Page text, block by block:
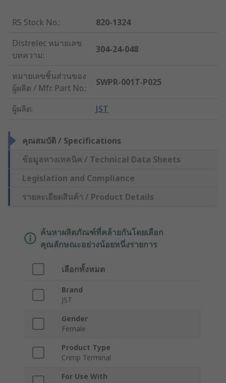
RS Stock No.:
820-1324
Distrelec หมายเลข
บทความ:
304-24-048
หมายเลขชิ้นส่วนของ
ผู้ผลิต / Mfr. Part No.:
SWPR-001T-P025
ผู้ผลิต: JST
คุณสมบัติ / Specifications
ข้อมูลทางเทคนิค / Technical Data Sheets
Legislation and Compliance
รายละเอียดสินค้า / Product Details
ค้นหาผลิตภัณฑ์ที่คล้ายกันโดยเลือก
คุณลักษณะอย่างน้อยหนึ่งรายการ
เลือกทั้งหมด
Brand
JST
Gender
Female
Product Type
Crimp Terminal
For Use With